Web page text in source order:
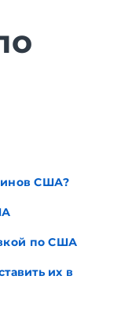
США?
по США
их в